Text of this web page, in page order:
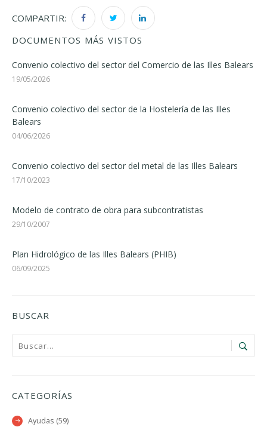
COMPARTIR:
DOCUMENTOS MÁS VISTOS
Convenio colectivo del sector del Comercio de las Illes Balears
19/05/2026
Convenio colectivo del sector de la Hostelería de las Illes
Balears
04/06/2026
Convenio colectivo del sector del metal de las Illes Balears
17/10/2023
Modelo de contrato de obra para subcontratistas
29/10/2007
Plan Hidrológico de las Illes Balears (PHIB)
06/09/2025
BUSCAR
CATEGORÍAS
Ayudas (59)